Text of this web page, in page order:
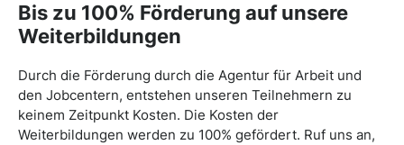
Bis zu 100% Förderung auf unsere
Weiterbildungen
Durch die Förderung durch die Agentur für Arbeit und
den Jobcentern, entstehen unseren Teilnehmern zu
keinem Zeitpunkt Kosten. Die Kosten der
Weiterbildungen werden zu 100% gefördert. Ruf uns an,